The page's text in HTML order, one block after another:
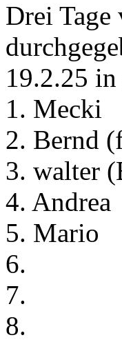
Drei Tage
19.2.25
1. Mecki
2. Bernd
3. walter
4. Andrea
5. Mario
6.
7.
8.